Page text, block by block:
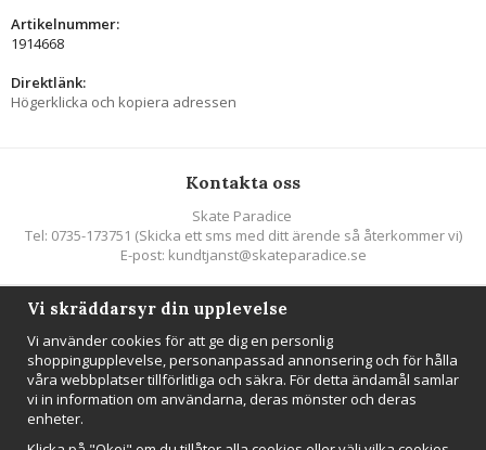
Artikelnummer:
1914668
Direktlänk:
Högerklicka och kopiera adressen
Kontakta oss
Skate Paradice
Tel: 0735-173751 (Skicka ett sms med ditt ärende så återkommer vi)
E-post: kundtjanst@skateparadice.se
Följ oss
Vi skräddarsyr din upplevelse
Vi använder cookies för att ge dig en personlig
shoppingupplevelse, personanpassad annonsering och för hålla
våra webbplatser tillförlitliga och säkra. För detta ändamål samlar
vi in information om användarna, deras mönster och deras
enheter.